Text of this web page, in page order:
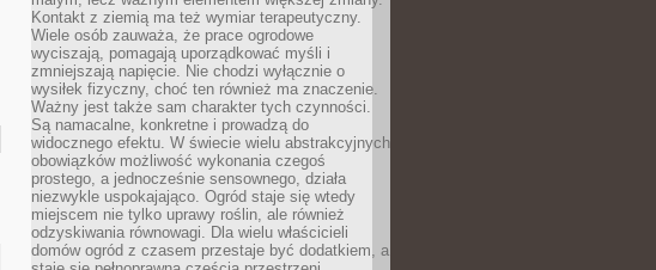
Kontakt z ziemią ma też wymiar terapeutyczny.
Wiele osób zauważa, że prace ogrodowe
wyciszają, pomagają uporządkować myśli i
zmniejszają napięcie. Nie chodzi wyłącznie o
wysiłek fizyczny, choć ten również ma znaczenie.
Ważny jest także sam charakter tych czynności.
Są namacalne, konkretne i prowadzą do
widocznego efektu. W świecie wielu abstrakcyjnych
obowiązków możliwość wykonania czegoś
prostego, a jednocześnie sensownego, działa
niezwykle uspokajająco. Ogród staje się wtedy
miejscem nie tylko uprawy roślin, ale również
odzyskiwania równowagi. Dla wielu właścicieli
domów ogród z czasem przestaje być dodatkiem, a